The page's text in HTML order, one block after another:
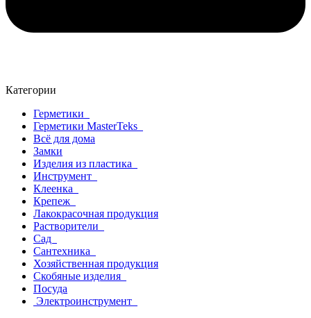
Категории
Герметики
Герметики MasterTeks
Всё для дома
Замки
Изделия из пластика
Инструмент
Клеенка
Крепеж
Лакокрасочная продукция
Растворители
Сад
Сантехника
Хозяйственная продукция
Скобяные изделия
Посуда
Электроинструмент